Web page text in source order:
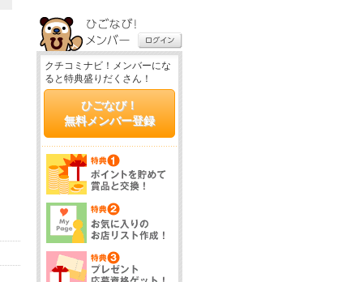
クチコミナビ！メンバーにな
ると特典盛りだくさん！
ひごなび！
無料メンバー登録